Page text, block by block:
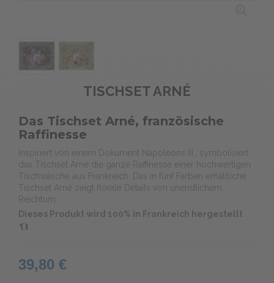
TISCHSET ARNÉ
Das Tischset Arné, französische
Raffinesse
Inspiriert von einem Dokument Napoleons III., symbolisiert
das Tischset Arné die ganze Raffinesse einer hochwertigen
Tischwäsche aus Frankreich. Das in fünf Farben erhältliche
Tischset Arné zeigt florale Details von unendlichem
Reichtum.
Dieses Produkt wird 100% in Frankreich hergestellt
39,80 €